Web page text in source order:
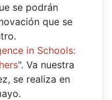
se podrán
que se
in Schools:
". Va nuestra
se realiza en